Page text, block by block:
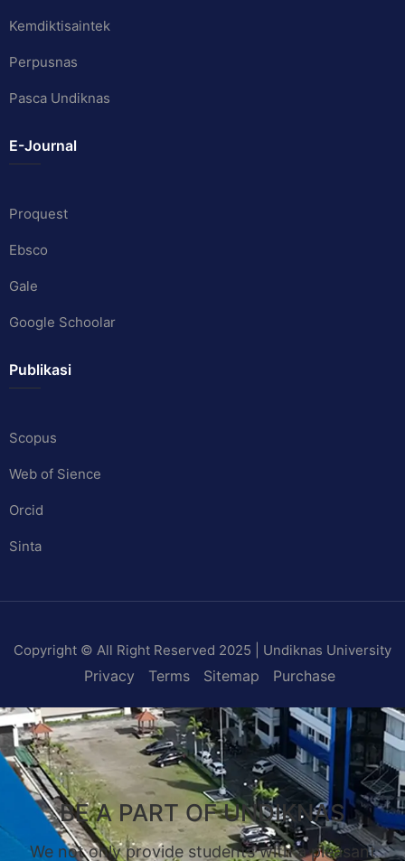
Kemdiktisaintek
Perpusnas
Pasca Undiknas
E-Journal
Proquest
Ebsco
Gale
Google Schoolar
Publikasi
Scopus
Web of Sience
Orcid
Sinta
Copyright © All Right Reserved 2025 | Undiknas University
Privacy Terms Sitemap Purchase
BE A PART OF UNDIKNAS
We not only provide students with a pleasant